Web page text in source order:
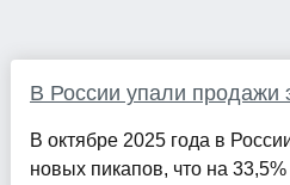
В России упали продажи
В октябре 2025 года в
новых пикапов, что на